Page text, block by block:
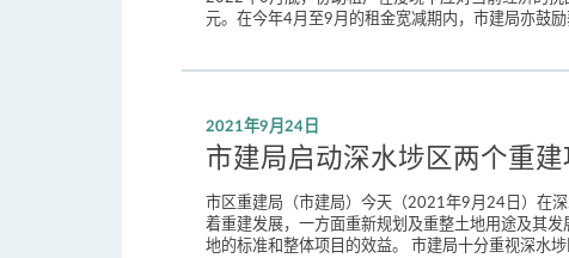
元。在今年4月至9月的租金宽减期内，市建局亦鼓
2021年9月24日
市建局启动深水埗区两个重
市区重建局（市建局）今天（2021年9月24日）在
着重建发展，一方面重新规划及重整土地用途及其
地的标准和整体项目的效益。 市建局十分重视深水